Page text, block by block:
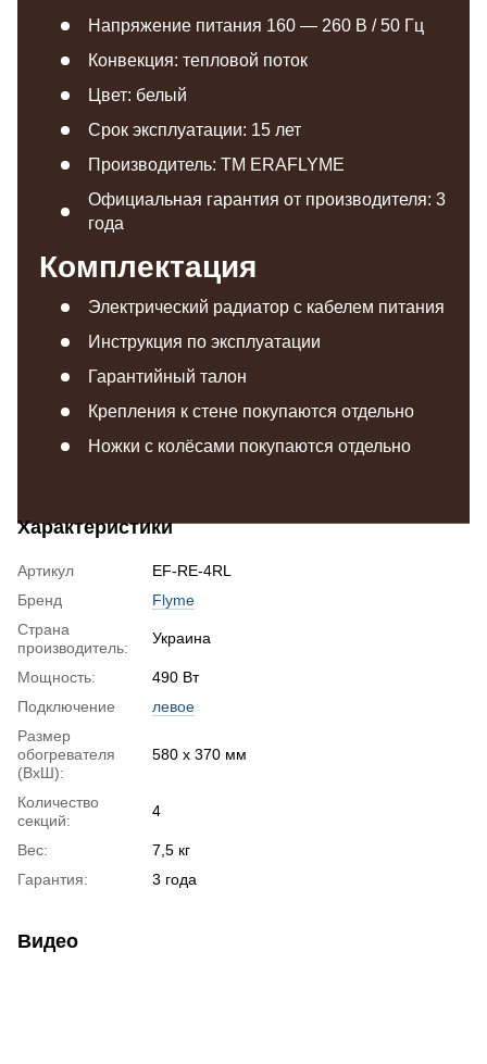
Напряжение питания 160 — 260 В / 50 Гц
Конвекция: тепловой поток
Цвет: белый
Срок эксплуатации: 15 лет
Производитель: TM ERAFLYME
Официальная гарантия от производителя: 3
года
Комплектация
Электрический радиатор с кабелем питания
Инструкция по эксплуатации
Гарантийный талон
Крепления к стене покупаются отдельно
Ножки с колёсами покупаются отдельно
Характеристики
Артикул
EF-RE-4RL
Бренд
Flyme
Страна
производитель:
Украина
Мощность:
490 Вт
Подключение
левое
Размер
обогревателя
(ВхШ):
580 х 370 мм
Количество
секций:
4
Вес:
7,5 кг
Гарантия:
3 года
Видео